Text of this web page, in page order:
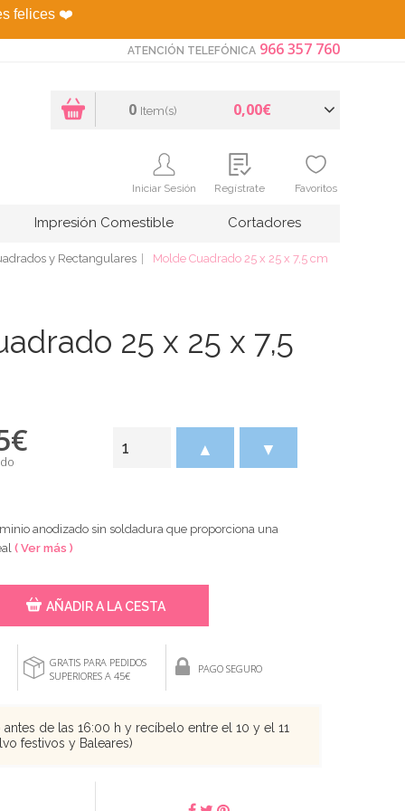
felices ❤️
ATENCIÓN TELEFÓNICA 966 357 760
0 Item(s) 0,00€
Iniciar Sesión Regístrate Favoritos
Impresión Comestible Cortadores
y Rectangulares Molde Cuadrado 25 x 25 x 7,5 cm
25 x 25 x 7,5
€ ▲ ▼
anodizado sin soldadura que proporciona una
( Ver más )
AÑADIR A LA CESTA
GRATIS PARA PEDIDOS
SUPERIORES A 45€
PAGO SEGURO
de las 16:00 h y recíbelo entre el 10 y el 11
festivos y Baleares)